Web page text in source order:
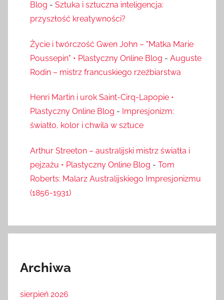
Blog - Sztuka i sztuczna inteligencja:
przyszłość kreatywności?
Życie i twórczość Gwen John – "Matka Marie
Poussepin" • Plastyczny Online Blog - Auguste
Rodin – mistrz francuskiego rzeźbiarstwa
Henri Martin i urok Saint-Cirq-Lapopie •
Plastyczny Online Blog - Impresjonizm:
światło, kolor i chwila w sztuce
Arthur Streeton – australijski mistrz światła i
pejzażu • Plastyczny Online Blog - Tom
Roberts: Malarz Australijskiego Impresjonizmu
(1856-1931)
Archiwa
sierpień 2026